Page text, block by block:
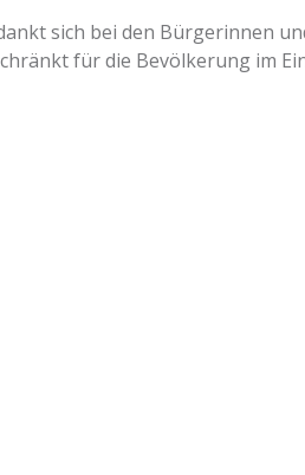
sich bei den Bürgerinnen
für die Bevölkerung im